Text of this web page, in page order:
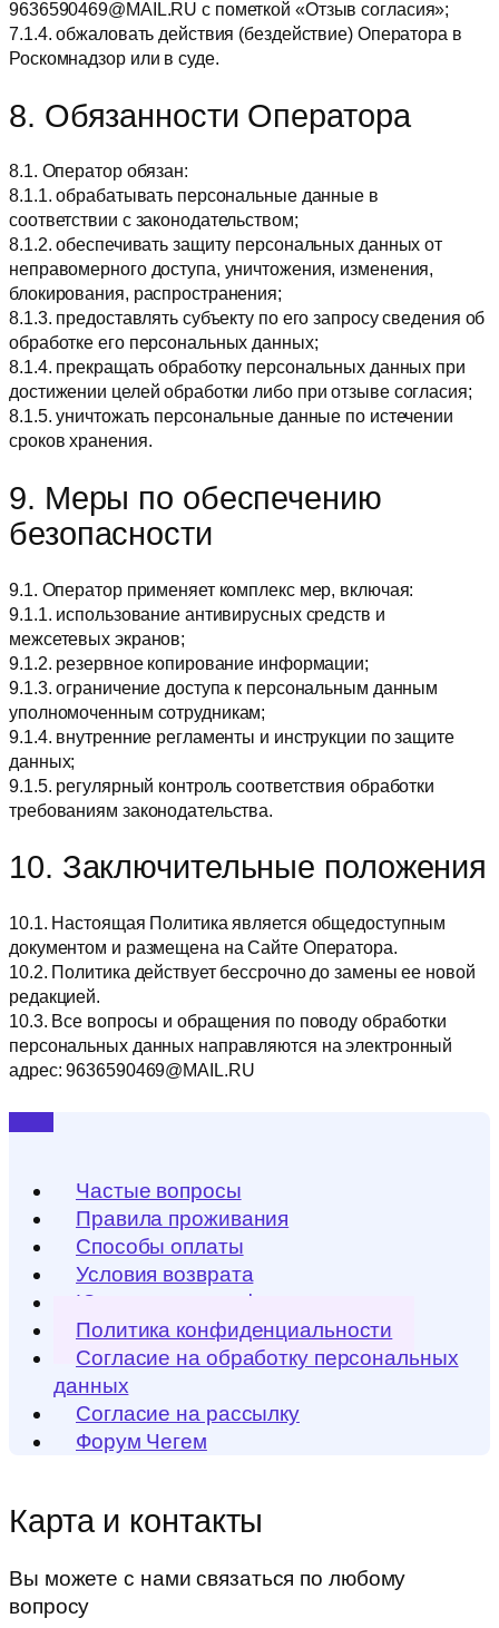
9636590469@MAIL.RU с пометкой «Отзыв согласия»;
7.1.4. обжаловать действия (бездействие) Оператора в
Роскомнадзор или в суде.
8. Обязанности Оператора
8.1. Оператор обязан:
8.1.1. обрабатывать персональные данные в
соответствии с законодательством;
8.1.2. обеспечивать защиту персональных данных от
неправомерного доступа, уничтожения, изменения,
блокирования, распространения;
8.1.3. предоставлять субъекту по его запросу сведения об
обработке его персональных данных;
8.1.4. прекращать обработку персональных данных при
достижении целей обработки либо при отзыве согласия;
8.1.5. уничтожать персональные данные по истечении
сроков хранения.
9. Меры по обеспечению
безопасности
9.1. Оператор применяет комплекс мер, включая:
9.1.1. использование антивирусных средств и
межсетевых экранов;
9.1.2. резервное копирование информации;
9.1.3. ограничение доступа к персональным данным
уполномоченным сотрудникам;
9.1.4. внутренние регламенты и инструкции по защите
данных;
9.1.5. регулярный контроль соответствия обработки
требованиям законодательства.
10. Заключительные положения
10.1. Настоящая Политика является общедоступным
документом и размещена на Сайте Оператора.
10.2. Политика действует бессрочно до замены ее новой
редакцией.
10.3. Все вопросы и обращения по поводу обработки
персональных данных направляются на электронный
адрес: 9636590469@MAIL.RU
Частые вопросы
Правила проживания
Способы оплаты
Условия возврата
Юридическая информация
Политика конфиденциальности
Согласие на обработку персональных
данных
Согласие на рассылку
Форум Чегем
Карта и контакты
Вы можете с нами связаться по любому
вопросу